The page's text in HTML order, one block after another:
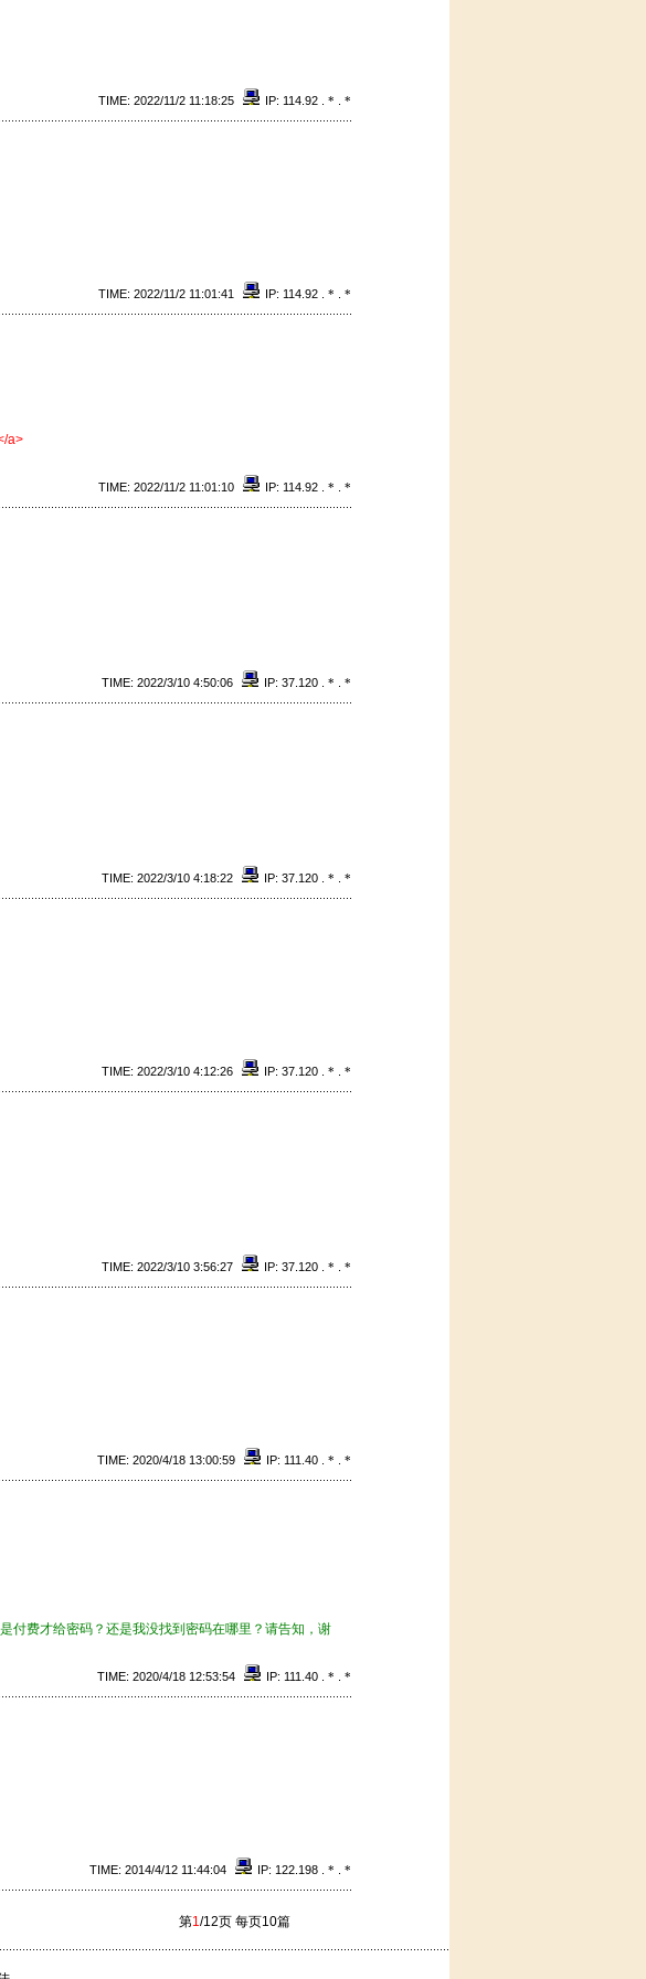
TIME: 2022/11/2 11:18:25 IP: 114.92 . * *
TIME: 2022/11/2 11:01:41 IP: 114.92 . * *
a>
TIME: 2022/11/2 11:01:10 IP: 114.92 . * *
TIME: 2022/3/10 4:50:06 IP: 37.120 . * *
TIME: 2022/3/10 4:18:22 IP: 37.120 . * *
TIME: 2022/3/10 4:12:26 IP: 37.120 . * *
TIME: 2022/3/10 3:56:27 IP: 37.120 . * *
TIME: 2020/4/18 13:00:59 IP: 111.40 . * *
付费才给密码？还是我没找到密码在哪里？请告知，谢
TIME: 2020/4/18 12:53:54 IP: 111.40 . * *
TIME: 2014/4/12 11:44:04 IP: 122.198 . * *
第1/12页 每页10篇